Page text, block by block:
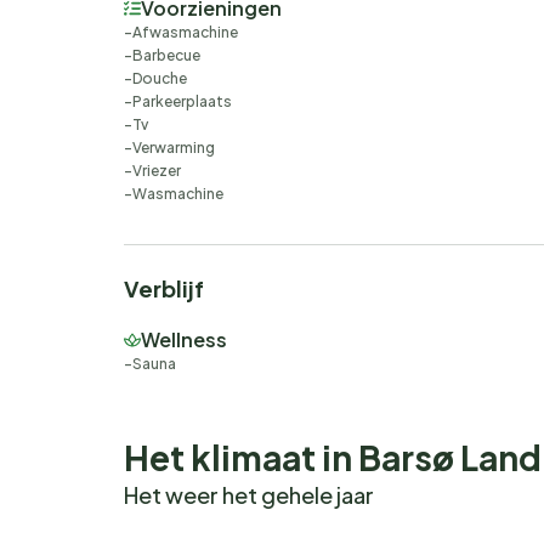
Voorzieningen
Afwasmachine
Barbecue
Douche
Parkeerplaats
Tv
Verwarming
Vriezer
Wasmachine
Verblijf
Wellness
Sauna
Het klimaat in Barsø
Het weer het gehele jaar